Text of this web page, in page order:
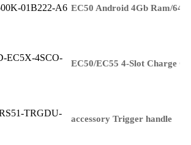
01B222-A6 EC50 Android 4Gb Ram/
EC5X-4SCO-
EC50/EC55 4-Slot Charge
TRGDU-
accessory Trigger handle